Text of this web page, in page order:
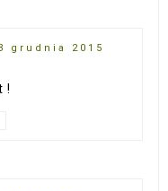
grudnia 2015
!